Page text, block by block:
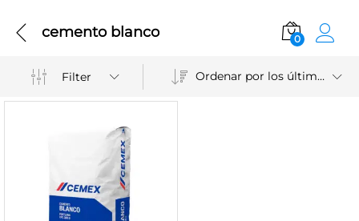
cemento blanco 0
Filter Ordenar por los últimos